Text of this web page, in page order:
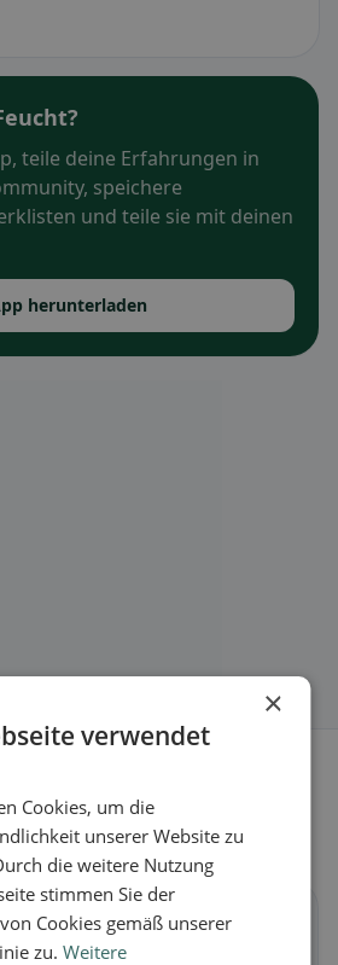
teile deine Erfahrungen in
speichere
und teile sie mit deinen
herunterladen
in Feucht
zu deiner Ernährungsweise.
×
verwendet
Cookies, um die
unserer Website zu
die weitere Nutzung
stimmen Sie der
Cookies gemäß unserer
zu.Weitere